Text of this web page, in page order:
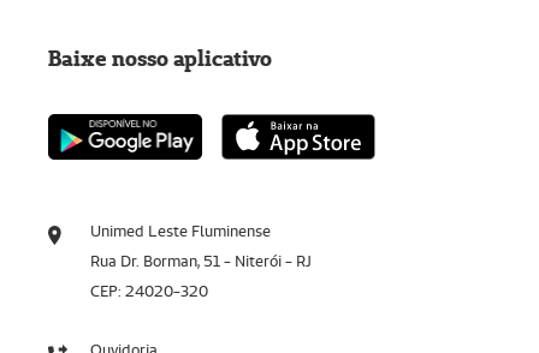
Unimed Leste Fluminense
Rua Dr. Borman, 51 - Niterói - RJ
CEP: 24020-320
Baixe nosso aplicativo